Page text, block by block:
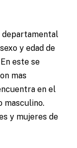
departamental
y edad de
este se
mas
en el
masculino.
y mujeres de